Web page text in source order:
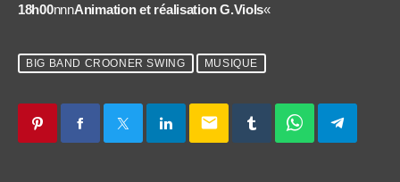
18h00nnnAnimation et réalisation G.Viols«
BIG BAND CROONER SWING MUSIQUE
email